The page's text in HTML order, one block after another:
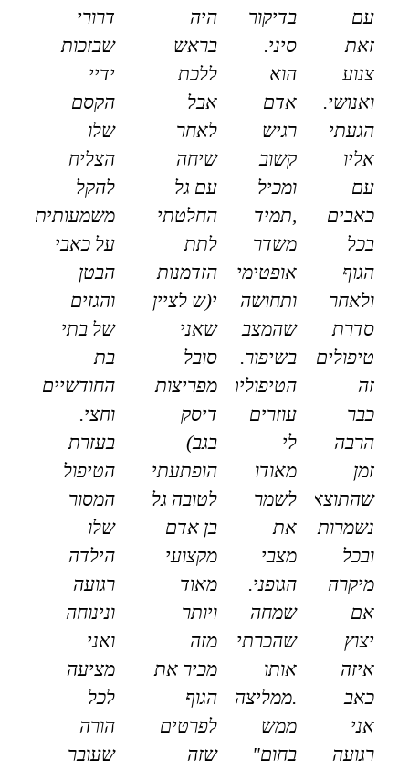
עם
זאת
צנוע
ואנושי.
הגעתי
אליו
עם
כאבים
בכל
הגוף
ולאחר
סדרת
טיפולים
זה
כבר
הרבה
זמן
שהתוצאות
נשמרות
ובכל
מיקרה
אם
יצוץ
איזה
כאב
אני
רגועה
בדיקור
סיני.
הוא
אדם
רגיש
קשוב
ומכיל
,תמיד
משדר
אופטימיות
ותחושה
שהמצב
בשיפור.
הטיפולים
עוזרים
לי
מאודו
לשמר
את
מצבי
הגופני.
שמחה
שהכרתי
אותו
.ממליצה
ממש
בחום"
היה
בראש
ללכת
אבל
לאחר
שיחה
עם גל
החלטתי
לתת
הזדמנות
י(ש לציין
שאני
סובל
מפריצות
דיסק
בגב)
הופתעתי
לטובה גל
בן אדם
מקצועי
מאוד
ויותר
מזה
מכיר את
הגוף
לפרטים
שזה
דרורי
שבזכות
ידיי
הקסם
שלו
הצליח
להקל
משמעותית
על כאבי
הבטן
והגזים
של בתי
בת
החודשיים
וחצי.
בעזרת
הטיפול
המסור
שלו
הילדה
רגועה
ונינוחה
ואני
מציעה
לכל
הורה
שעובר